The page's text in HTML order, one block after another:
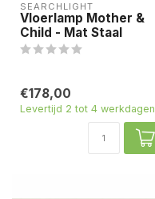
SEARCHLIGHT
Vloerlamp Mother &
Child - Mat Staal
€178,00
Levertijd 2 tot 4 werkdagen